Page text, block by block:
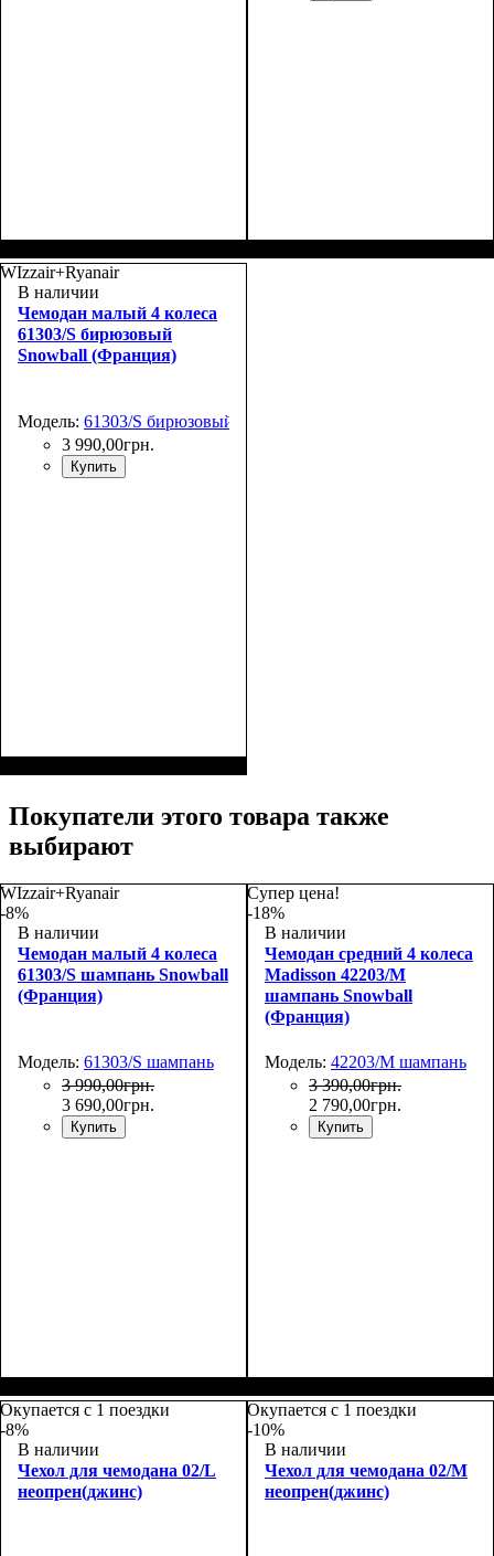
76х49х30+5
WIzzair+Ryanair
В наличии
Чемодан малый 4 колеса
61303/S бирюзовый
Snowball (Франция)
Модель: 61303/S бирюзовый
3 990,00грн.
Купить
Покупатели этого товара также
выбирают
WIzzair+Ryanair
-8%
В наличии
Чемодан малый 4 колеса
61303/S шампань Snowball
(Франция)
Модель: 61303/S шампань
3 990,00грн.
3 690,00грн.
Купить
55х38x20
Супер цена!
-18%
В наличии
Чемодан средний 4 колеса
Madisson 42203/M
шампань Snowball
(Франция)
Модель: 42203/M шампань
3 390,00грн.
2 790,00грн.
Купить
66х45х27+5
Окупается с 1 поездки
-8%
В наличии
Чехол для чемодана 02/L
неопрен(джинс)
Окупается с 1 поездки
-10%
В наличии
Чехол для чемодана 02/M
неопрен(джинс)